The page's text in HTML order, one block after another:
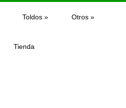
Toldos » Otros»
Tienda